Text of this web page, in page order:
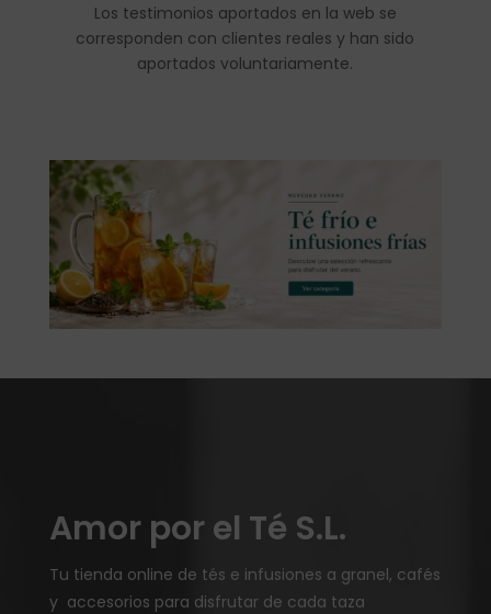
Los testimonios aportados en la web se
corresponden con clientes reales y han sido
aportados voluntariamente.
Amor por el Té S.L.
Tu tienda online de tés e infusiones a granel, cafés
y accesorios para disfrutar de cada taza